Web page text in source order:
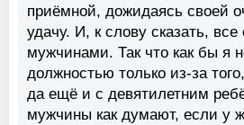
приёмной, дожидаясь своей
удачу. И, к слову сказать,
мужчинами. Так что как бы я
должностью только из-за
да ещё и с девятилетним
мужчины как думают, если у